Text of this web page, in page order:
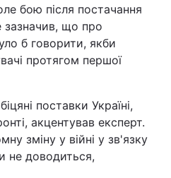
бою після постачання
зазначив, що про
б говорити, якби
протягом першої
поставки Україні,
акцентував експерт.
зміну у війні у зв'язку
не доводиться,